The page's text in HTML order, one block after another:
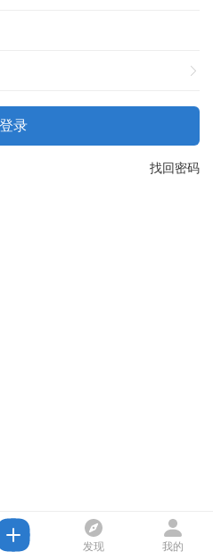
登录
找回密码
发现 我的